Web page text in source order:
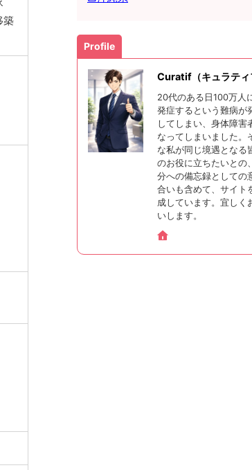
築
Profile
Curatif（キュラティ
20代のある日100万人
発症するという難病が
してしまい、身体障害
なってしまいました。
な私が同じ境遇となる
のお役に立ちたいとの
分への備忘録としての
合いも含めて、サイト
成しています。宜しく
いします。